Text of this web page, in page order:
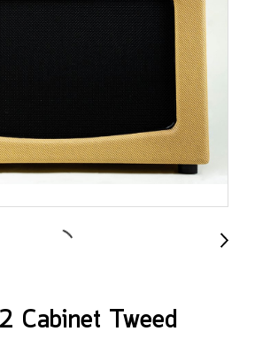
Cabinet Tweed